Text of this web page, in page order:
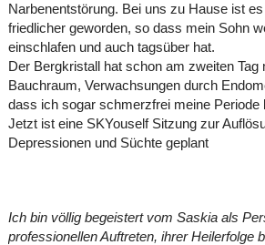
Narbenentstörung. Bei uns zu Hause ist
friedlicher geworden, so dass mein Sohn
einschlafen und auch tagsüber hat.
Der Bergkristall hat schon am zweiten
Bauchraum, Verwachsungen durch
dass ich sogar schmerzfrei meine Periode
Jetzt ist eine SKYouself Sitzung zur
Depressionen und Süchte geplant
Ich bin völlig begeistert vom Saskia als
professionellen Auftreten, ihrer Heilerfolge